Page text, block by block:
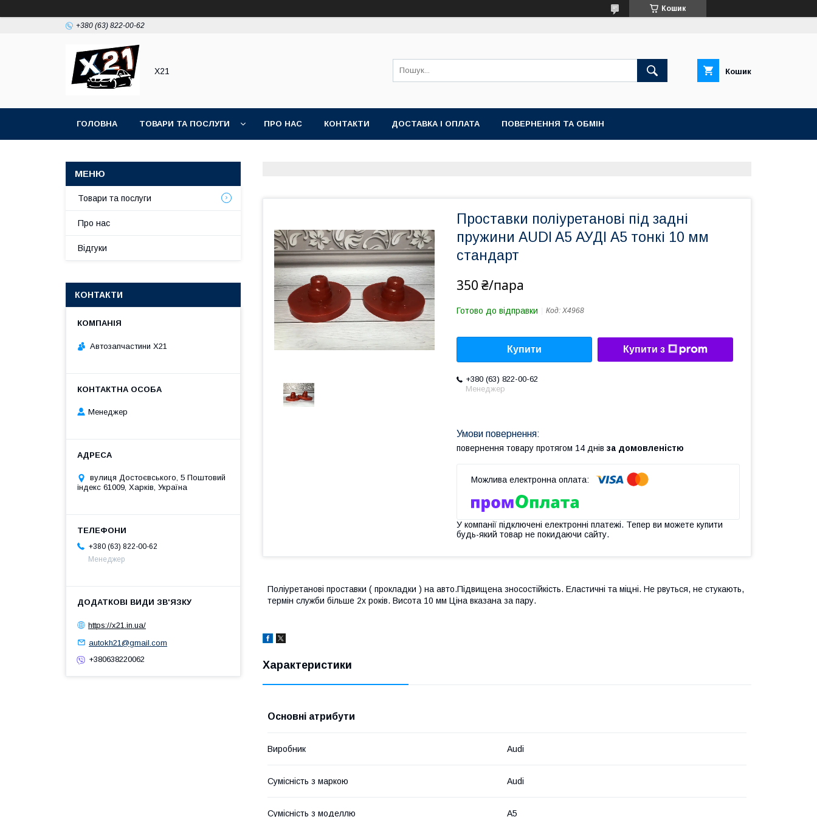
Кошик
+380 (63) 822-00-62
Х21 Кошик
ГОЛОВНА ТОВАРИ ТА ПОСЛУГИ ПРО НАС КОНТАКТИ ДОСТАВКА І ОПЛАТА ПОВЕРНЕННЯ ТА ОБМІН
Проставки поліуретанові під задні
пружини AUDI A5 АУДІ А5 тонкі 10 мм
стандарт
350 ₴/пара
Готово до відправки Код: X4968
Купити Купити з
+380 (63) 822-00-62
Менеджер
повернення товару протягом 14 днів за домовленістю
У компанії підключені електронні платежі. Тепер ви можете купити
будь-який товар не покидаючи сайту.
Поліуретанові проставки ( прокладки ) на авто.Підвищена зносостійкість. Еластичні та міцні. Не рвуться, не стукають,
термін служби більше 2х років. Висота 10 мм Ціна вказана за пару.
Характеристики
Основні атрибути
Виробник Audi
Сумісність з маркою Audi
Сумісність з моделлю A5
Товари та послуги
Про нас
Відгуки
КОНТАКТИ
Автозапчастини X21
Менеджер
вулиця Достоєвського, 5 Поштовий
індекс 61009, Харків, Україна
+380 (63) 822-00-62
Менеджер
https://x21.in.ua/
autokh21@gmail.com
+380638220062